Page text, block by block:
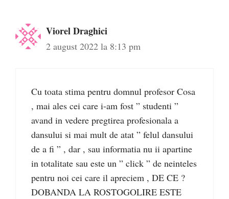
Viorel Draghici
2 august 2022 la 8:13 pm
Cu toata stima pentru domnul profesor Cosa
, mai ales cei care i-am fost ” studenti ”
avand in vedere pregtirea profesionala a
dansului si mai mult de atat ” felul dansului
de a fi ” , dar , sau informatia nu ii apartine
in totalitate sau este un ” click ” de neinteles
pentru noi cei care il apreciem , DE CE ?
DOBANDA LA ROSTOGOLIRE ESTE